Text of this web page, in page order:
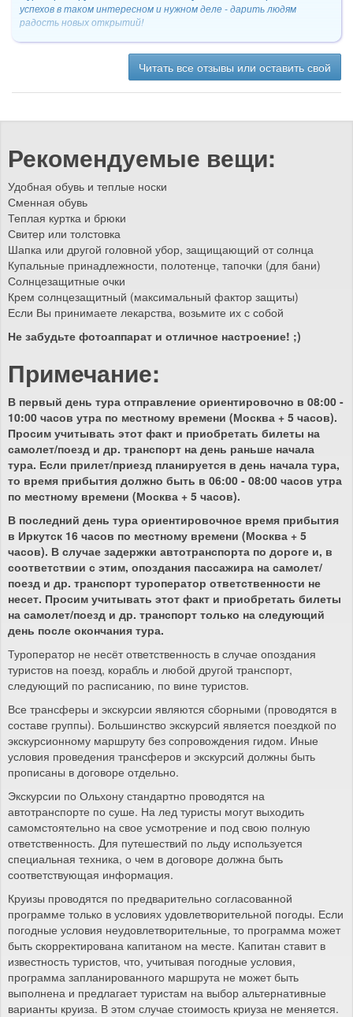
успехов в таком интересном и нужном деле - дарить людям
радость новых открытий!
Читать все отзывы или оставить свой
Рекомендуемые вещи:
Удобная обувь и теплые носки
Сменная обувь
Теплая куртка и брюки
Свитер или толстовка
Шапка или другой головной убор, защищающий от солнца
Купальные принадлежности, полотенце, тапочки (для бани)
Солнцезащитные очки
Крем солнцезащитный (максимальный фактор защиты)
Если Вы принимаете лекарства, возьмите их с собой
Не забудьте фотоаппарат и отличное настроение! ;)
Примечание:
В первый день тура отправление ориентировочно в 08:00 -
10:00 часов утра по местному времени (Москва + 5 часов).
Просим учитывать этот факт и приобретать билеты на
самолет/поезд и др. транспорт на день раньше начала
тура. Если прилет/приезд планируется в день начала тура,
то время прибытия должно быть в 06:00 - 08:00 часов утра
по местному времени (Москва + 5 часов).
В последний день тура ориентировочное время прибытия
в Иркутск 16 часов по местному времени (Москва + 5
часов). В случае задержки автотранспорта по дороге и, в
соответствии с этим, опоздания пассажира на самолет/
поезд и др. транспорт туроператор ответственности не
несет. Просим учитывать этот факт и приобретать билеты
на самолет/поезд и др. транспорт только на следующий
день после окончания тура.
Туроператор не несёт ответственность в случае опоздания
туристов на поезд, корабль и любой другой транспорт,
следующий по расписанию, по вине туристов.
Все трансферы и экскурсии являются сборными (проводятся в
составе группы). Большинство экскурсий является поездкой по
экскурсионному маршруту без сопровождения гидом. Иные
условия проведения трансферов и экскурсий должны быть
прописаны в договоре отдельно.
Экскурсии по Ольхону стандартно проводятся на
автотранспорте по суше. На лед туристы могут выходить
самомстоятельно на свое усмотрение и под свою полную
ответственность. Для путешествий по льду используется
специальная техника, о чем в договоре должна быть
соответствующая информация.
Круизы проводятся по предварительно согласованной
программе только в условиях удовлетворительной погоды. Если
погодные условия неудовлетворительные, то программа может
быть скорректирована капитаном на месте. Капитан ставит в
известность туристов, что, учитывая погодные условия,
программа запланированного маршрута не может быть
выполнена и предлагает туристам на выбор альтернативные
варианты круиза. В этом случае стоимость криуза не меняется.